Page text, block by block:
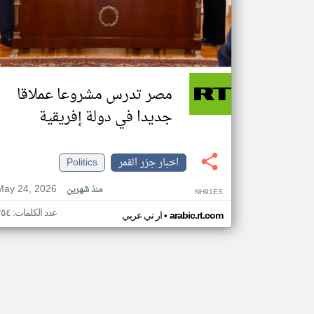
مصر تدرس مشروعا عملاقا
جديدا في دولة إفريقية
اخبار جزر القمر
Politics
24, 2026
منذ شهرين NH91ES
ار تي عربي• arabic.rt.com عدد الكلمات: ٢٥٤